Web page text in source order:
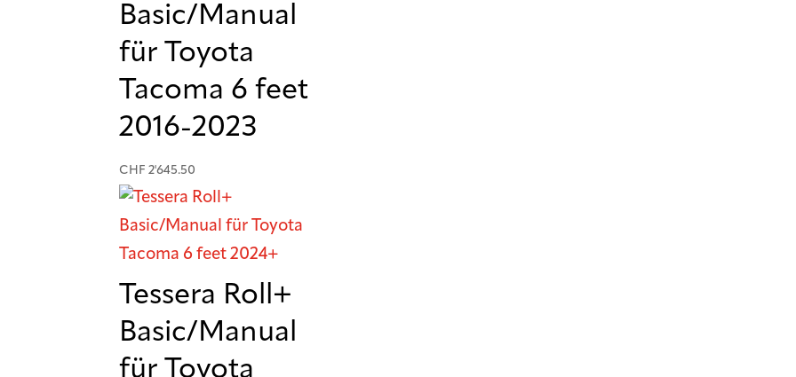
Basic/Manual
für Toyota
Tacoma 6 feet
2016-2023
CHF 2'645.50
Tessera Roll+
Basic/Manual
für Toyota